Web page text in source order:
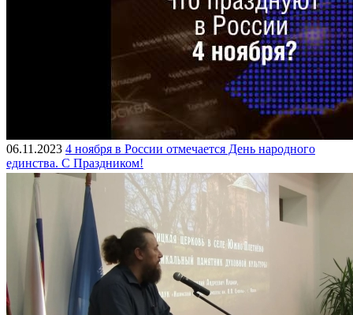
06.11.2023 4 ноября в России отмечается День народного
единства. С Праздником!